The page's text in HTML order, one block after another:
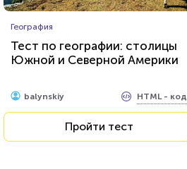
География
Тест по географии: столицы
Южной и Северной Америки
balynskiy HTML - код
Пройти тест